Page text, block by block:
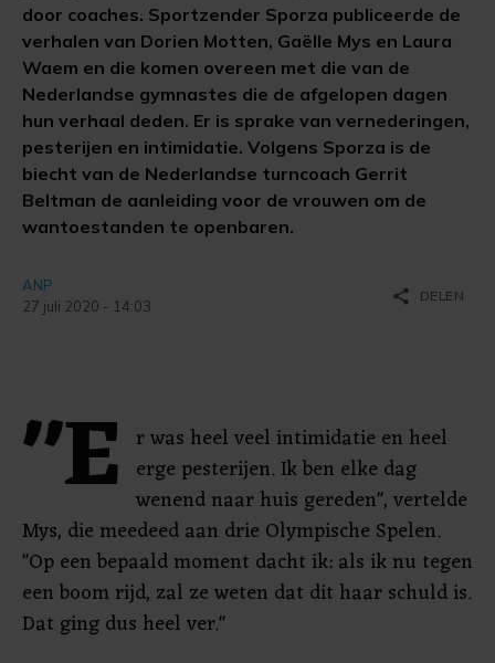
door coaches. Sportzender Sporza publiceerde de
verhalen van Dorien Motten, Gaëlle Mys en Laura
Waem en die komen overeen met die van de
Nederlandse gymnastes die de afgelopen dagen
hun verhaal deden. Er is sprake van vernederingen,
pesterijen en intimidatie. Volgens Sporza is de
biecht van de Nederlandse turncoach Gerrit
Beltman de aanleiding voor de vrouwen om de
wantoestanden te openbaren.
ANP
27 juli 2020 - 14:03
share DELEN
"E r was heel veel intimidatie en heel
erge pesterijen. Ik ben elke dag
wenend naar huis gereden", vertelde
Mys, die meedeed aan drie Olympische Spelen.
"Op een bepaald moment dacht ik: als ik nu tegen
een boom rijd, zal ze weten dat dit haar schuld is.
Dat ging dus heel ver."